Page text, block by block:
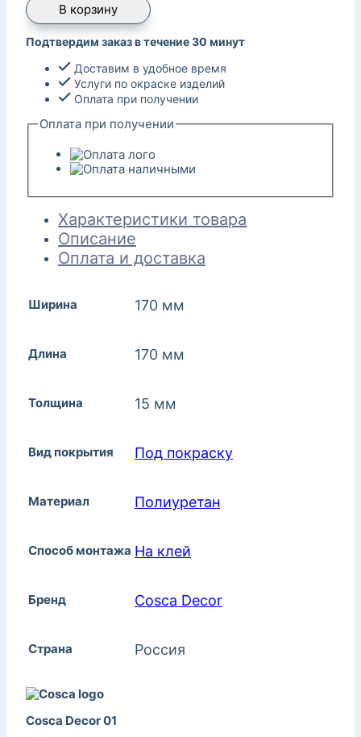
В корзину
Подтвердим заказ в течение 30 минут
Доставим в удобное время
Услуги по окраске изделий
Оплата при получении
Оплата при получении
Характеристики товара
Описание
Оплата и доставка
Ширина 170 мм
Длина 170 мм
Толщина 15 мм
Вид покрытия Под покраску
Материал Полиуретан
Способ монтажа На клей
Бренд Cosca Decor
Страна Россия
Cosca Decor 01